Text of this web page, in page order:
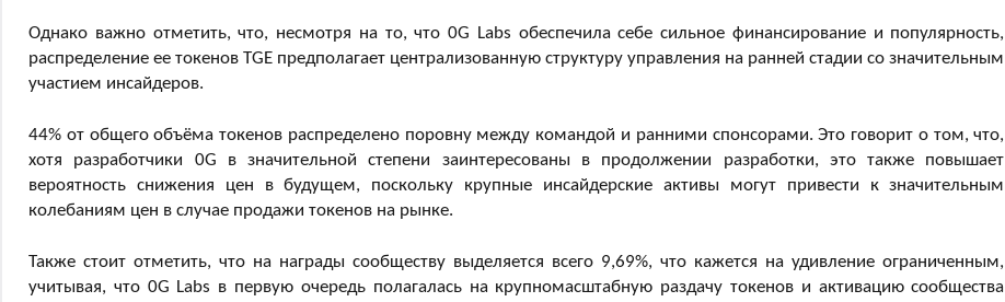
Однако важно отметить, что, несмотря на то, что 0G Labs обеспечила себе сильное финансирование и популярность,
распределение ее токенов TGE предполагает централизованную структуру управления на ранней стадии со значительным
участием инсайдеров.
44% от общего объёма токенов распределено поровну между командой и ранними спонсорами. Это говорит о том, что,
хотя разработчики 0G в значительной степени заинтересованы в продолжении разработки, это также повышает
вероятность снижения цен в будущем, поскольку крупные инсайдерские активы могут привести к значительным
колебаниям цен в случае продажи токенов на рынке.
Также стоит отметить, что на награды сообществу выделяется всего 9,69%, что кажется на удивление ограниченным,
учитывая, что 0G Labs в первую очередь полагалась на крупномасштабную раздачу токенов и активацию сообщества